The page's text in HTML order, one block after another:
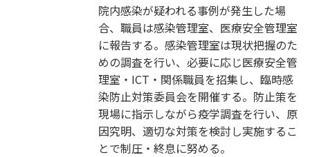
院内感染が疑われる事例が発生した場
合、職員は感染管理室、医療安全管理室
に報告する。感染管理室は現状把握のた
めの調査を行い、必要に応じ医療安全管
理室・ICT・関係職員を招集し、臨時感
染防止対策委員会を開催する。防止策を
現場に指示しながら疫学調査を行い、原
因究明、適切な対策を検討し実施するこ
とで制圧・終息に努める。